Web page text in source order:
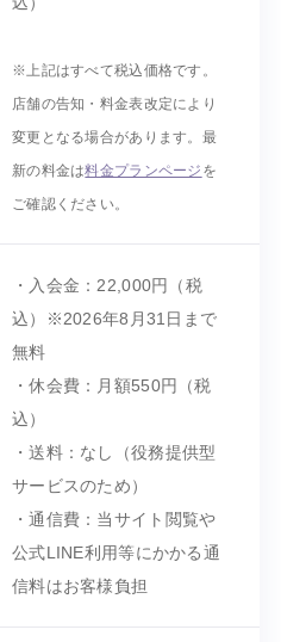
※上記はすべて税込価格です。
店舗の告知・料金表改定により
変更となる場合があります。最
新の料金は料金プランページ を
ご確認ください。
・入会金： 22,000円
（税
込）※2026年8月31日 まで
無料
・休会費：月額550円
（税
込）
・送料：なし（役務提供型
サービスのため）
・通信費：当サイト閲覧や
公式LINE利用等にかかる通
信料はお客様負担